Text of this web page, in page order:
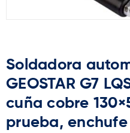
Soldadora
GEOSTAR G7
cuña cobre
prueba, enchufe